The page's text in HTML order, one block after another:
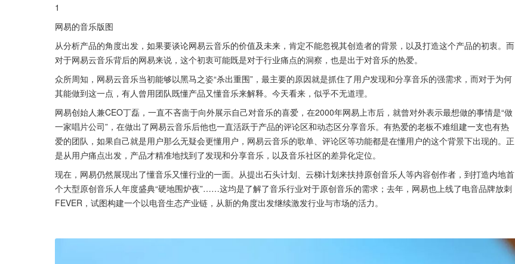
1
网易的音乐版图
从分析产品的角度出发，如果要谈论网易云音乐的价值及未来，肯定不能忽视其创造者的背景，以及打造这个产品的初衷。而
对于网易云音乐背后的网易来说，这个初衷可能既是对于行业痛点的洞察，也是出于对音乐的热爱。
众所周知，网易云音乐当初能够以黑马之姿“杀出重围”，最主要的原因就是抓住了用户发现和分享音乐的强需求，而对于为何
其能做到这一点，有人曾用团队既懂产品又懂音乐来解释。今天看来，似乎不无道理。
网易创始人兼CEO丁磊，一直不吝啬于向外展示自己对音乐的喜爱，在2000年网易上市后，就曾对外表示最想做的事情是“做
一家唱片公司”，在做出了网易云音乐后他也一直活跃于产品的评论区和动态区分享音乐。有热爱的老板不难组建一支也有热
爱的团队，如果自己就是用户那么无疑会更懂用户，网易云音乐的歌单、评论区等功能都是在懂用户的这个背景下出现的。正
是从用户痛点出发，产品才精准地找到了发现和分享音乐，以及音乐社区的差异化定位。
现在，网易仍然展现出了懂音乐又懂行业的一面。从提出石头计划、云梯计划来扶持原创音乐人等内容创作者，到打造内地首
个大型原创音乐人年度盛典“硬地围炉夜”……这均是了解了音乐行业对于原创音乐的需求；去年，网易也上线了电音品牌放刺
FEVER，试图构建一个以电音生态产业链，从新的角度出发继续激发行业与市场的活力。